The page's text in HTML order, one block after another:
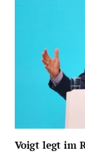
Voigt legt im